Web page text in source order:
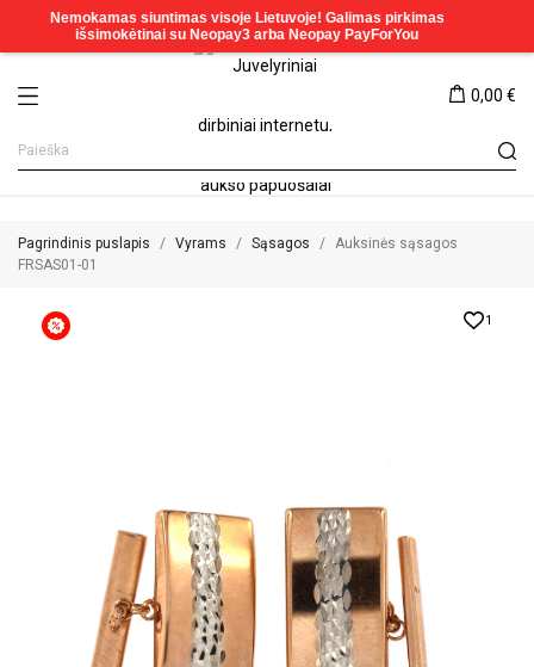
0,00 €
Pagrindinis puslapis Vyrams Sąsagos
Auksinės sąsagos
FRSAS01-01
1